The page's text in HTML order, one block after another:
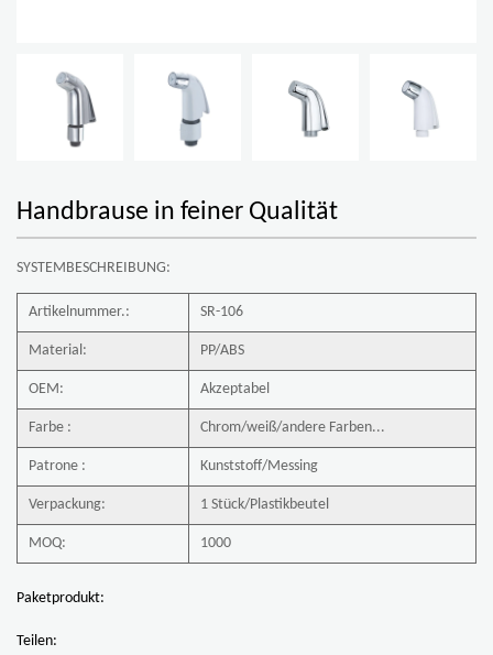
Handbrause in feiner Qualität
SYSTEMBESCHREIBUNG:
Artikelnummer.: SR-106
Material: PP/ABS
OEM: Akzeptabel
Farbe : Chrom/weiß/andere Farben...
Patrone : Kunststoff/Messing
Verpackung: 1 Stück/Plastikbeutel
MOQ: 1000
Paketprodukt:
Teilen: